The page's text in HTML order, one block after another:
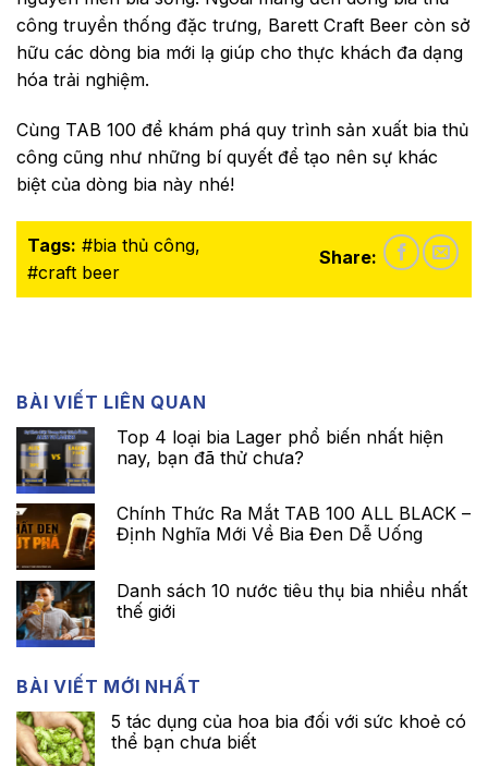
công truyền thống đặc trưng, Barett Craft Beer còn sở
hữu các dòng bia mới lạ giúp cho thực khách đa dạng
hóa trải nghiệm.
Cùng TAB 100 để khám phá quy trình sản xuất bia thủ
công cũng như những bí quyết để tạo nên sự khác
biệt của dòng bia này nhé!
Tags: #bia thủ công,
#craft beer
Share:
BÀI VIẾT LIÊN QUAN
Top 4 loại bia Lager phổ biến nhất hiện
nay, bạn đã thử chưa?
Chính Thức Ra Mắt TAB 100 ALL BLACK –
Định Nghĩa Mới Về Bia Đen Dễ Uống
Danh sách 10 nước tiêu thụ bia nhiều nhất
thế giới
BÀI VIẾT MỚI NHẤT
5 tác dụng của hoa bia đối với sức khoẻ có
thể bạn chưa biết